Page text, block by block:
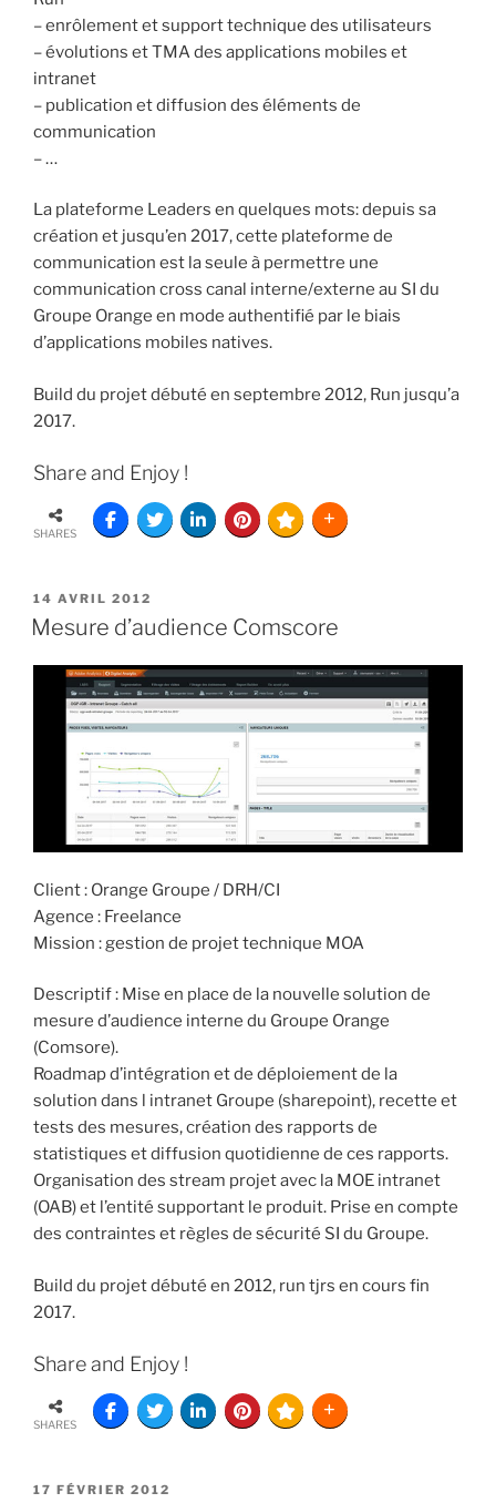
– enrôlement et support technique des utilisateurs
– évolutions et TMA des applications mobiles et
intranet
– publication et diffusion des éléments de
communication
– …
La plateforme Leaders en quelques mots: depuis sa
création et jusqu’en 2017, cette plateforme de
communication est la seule à permettre une
communication cross canal interne/externe au SI du
Groupe Orange en mode authentifié par le biais
d’applications mobiles natives.
Build du projet débuté en septembre 2012, Run jusqu’a
2017.
Share and Enjoy !
SHARES
14 AVRIL 2012
Mesure d’audience Comscore
Client : Orange Groupe / DRH/CI
Agence : Freelance
Mission : gestion de projet technique MOA
Descriptif : Mise en place de la nouvelle solution de
mesure d’audience interne du Groupe Orange
(Comsore).
Roadmap d’intégration et de déploiement de la
solution dans l intranet Groupe (sharepoint), recette et
tests des mesures, création des rapports de
statistiques et diffusion quotidienne de ces rapports.
Organisation des stream projet avec la MOE intranet
(OAB) et l’entité supportant le produit. Prise en compte
des contraintes et règles de sécurité SI du Groupe.
Build du projet débuté en 2012, run tjrs en cours fin
2017.
Share and Enjoy !
SHARES
17 FÉVRIER 2012